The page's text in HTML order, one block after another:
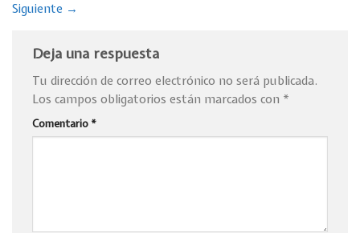
Siguiente →
Deja una respuesta
Tu dirección de correo electrónico no será publicada.
Los campos obligatorios están marcados con *
Comentario *